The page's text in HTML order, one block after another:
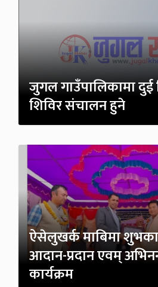
जुगल गाउँपालिकामा दुई
शिविर संचालन हुने
ऐसेलुखर्क माबिमा
आदान-प्रदान एवम्
कार्यक्रम